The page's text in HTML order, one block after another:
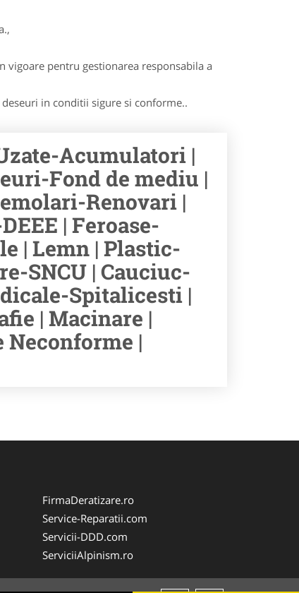
pentru gestionarea responsabila a
in conditii sigure si conforme..
Acumulatori |
Fond de mediu |
Renovari |
| Feroase-
| Lemn | Plastic-
SNCU | Cauciuc-
Spitalicesti |
| Macinare |
Neconforme |
FirmaDeratizare.ro
Service-Reparatii.com
Servicii-DDD.com
ServiciiAlpinism.ro